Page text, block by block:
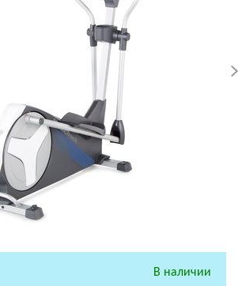
В наличии